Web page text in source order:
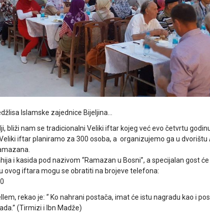
Islamske zajednice Bijeljina…
bliži nam se tradicionalni Veliki iftar kojeg već evo četvrtu
iftar planiramo za 300 osoba, a organizujemo ga u dvorištu
i kasida pod nazivom “Ramazan u Bosni”, a specijalan gost
ovog iftara mogu se obratiti na brojeve telefona:
rekao je: “ Ko nahrani postača, imat će istu nagradu kao i
(Tirmizi i Ibn Madže)